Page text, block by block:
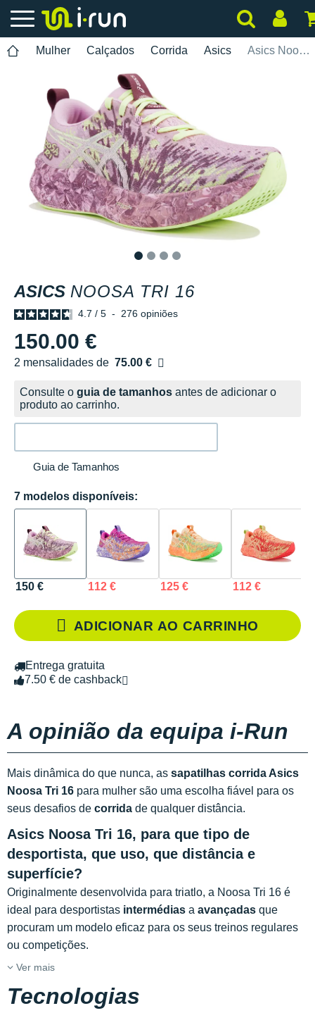
Mulher Calçados Corrida Asics Asics Noosa Tri 16
ASICS NOOSA TRI 16
4.7 / 5 - 276 opiniões
150.00 €
2 mensalidades de 75.00 €
sem custos
Consulte o guia de tamanhos antes de adicionar o
produto ao carrinho.
Guia de Tamanhos
7 modelos disponíveis:
150 € 112 € 125 € 112 €
ADICIONAR AO CARRINHO
Entrega gratuita
7.50 € de cashback
A opinião da equipa i-Run
Mais dinâmica do que nunca, as sapatilhas corrida Asics
Noosa Tri 16 para mulher são uma escolha fiável para os
seus desafios de corrida de qualquer distância.
Asics Noosa Tri 16, para que tipo de
desportista, que uso, que distância e
superfície?
Originalmente desenvolvida para triatlo, a Noosa Tri 16 é
ideal para desportistas intermédias a avançadas que
procuram um modelo eficaz para os seus treinos regulares
ou competições.
Ver mais
Tecnologias